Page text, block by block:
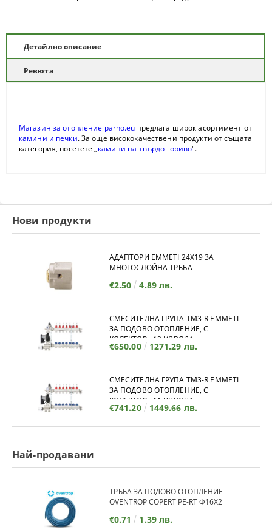
Детайлно описание
Ревюта
Магазин за отопление parno.eu предлага широк асортимент от
камини и печки. За още висококачествени продукти от същата
категория, посетете „камини на твърдо гориво".
Нови продукти
АДАПТОРИ EMMETI 24X19 ЗА
МНОГОСЛОЙНА ТРЪБА
€2.50 4.89 лв.
СМЕСИТЕЛНА ГРУПА TM3-R EMMETI
ЗА ПОДОВО ОТОПЛЕНИЕ, С
КОЛЕКТОР - 12 ИЗВОДА
€650.00 1271.29 лв.
СМЕСИТЕЛНА ГРУПА TM3-R EMMETI
ЗА ПОДОВО ОТОПЛЕНИЕ, С
КОЛЕКТОР - 11 ИЗВОДА
€741.20 1449.66 лв.
Най-продавани
ТРЪБА ЗА ПОДОВО ОТОПЛЕНИЕ
OVENTROP COPERT PE-RT Ф16Х2
€0.71 1.39 лв.